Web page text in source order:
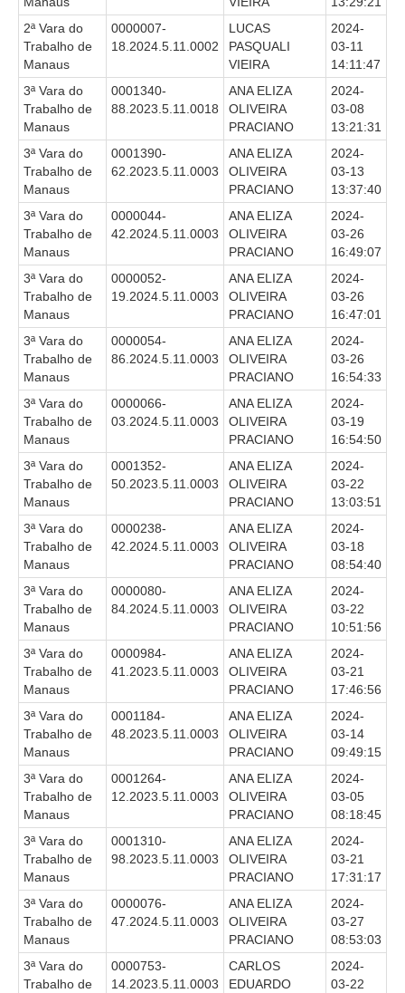
Suspensão e Prorrogação de Prazos
Portal de Doações do TRT11
Estatísticas
Pesquisa de metas Nacionais
Acessibilidade
Editais de Credenciamento
Pontos de Inclusão Digital
Monitoramento do Serviços de TIC
Conexão Inclusiva
Inscrições
Informe de Rendimentos - 2026
Notícias
Todas as Notícias
Buscar Notícias
Comunicados
Campanhas
Galeria de Fotos
Redes Sociais
Fale com a Comunicação
Logomarca
Jurisprudência
Consulta Jurisprudencial
Falcão - Busca por Jurisprudência
Pangea - precedentes qualificados
Súmulas
Precedentes e Ações Coletivas
Centro de Inteligência
Unidade de Monitoramento e Fiscalização - UMF
Assédio Eleitoral
Transparência
2ª Vara do
Trabalho de
Manaus
0000007-
18.2024.5.11.0002
LUCAS
PASQUALI
VIEIRA
2024-
03-11
14:11:47
3ª Vara do
Trabalho de
Manaus
0001340-
88.2023.5.11.0018
ANA ELIZA
OLIVEIRA
PRACIANO
2024-
03-08
13:21:31
3ª Vara do
Trabalho de
Manaus
0001390-
62.2023.5.11.0003
ANA ELIZA
OLIVEIRA
PRACIANO
2024-
03-13
13:37:40
3ª Vara do
Trabalho de
Manaus
0000044-
42.2024.5.11.0003
ANA ELIZA
OLIVEIRA
PRACIANO
2024-
03-26
16:49:07
3ª Vara do
Trabalho de
Manaus
0000052-
19.2024.5.11.0003
ANA ELIZA
OLIVEIRA
PRACIANO
2024-
03-26
16:47:01
3ª Vara do
Trabalho de
Manaus
0000054-
86.2024.5.11.0003
ANA ELIZA
OLIVEIRA
PRACIANO
2024-
03-26
16:54:33
3ª Vara do
Trabalho de
Manaus
0000066-
03.2024.5.11.0003
ANA ELIZA
OLIVEIRA
PRACIANO
2024-
03-19
16:54:50
3ª Vara do
Trabalho de
Manaus
0001352-
50.2023.5.11.0003
ANA ELIZA
OLIVEIRA
PRACIANO
2024-
03-22
13:03:51
3ª Vara do
Trabalho de
Manaus
0000238-
42.2024.5.11.0003
ANA ELIZA
OLIVEIRA
PRACIANO
2024-
03-18
08:54:40
3ª Vara do
Trabalho de
Manaus
0000080-
84.2024.5.11.0003
ANA ELIZA
OLIVEIRA
PRACIANO
2024-
03-22
10:51:56
3ª Vara do
Trabalho de
Manaus
0000984-
41.2023.5.11.0003
ANA ELIZA
OLIVEIRA
PRACIANO
2024-
03-21
17:46:56
3ª Vara do
Trabalho de
Manaus
0001184-
48.2023.5.11.0003
ANA ELIZA
OLIVEIRA
PRACIANO
2024-
03-14
09:49:15
3ª Vara do
Trabalho de
Manaus
0001264-
12.2023.5.11.0003
ANA ELIZA
OLIVEIRA
PRACIANO
2024-
03-05
08:18:45
3ª Vara do
Trabalho de
Manaus
0001310-
98.2023.5.11.0003
ANA ELIZA
OLIVEIRA
PRACIANO
2024-
03-21
17:31:17
3ª Vara do
Trabalho de
Manaus
0000076-
47.2024.5.11.0003
ANA ELIZA
OLIVEIRA
PRACIANO
2024-
03-27
08:53:03
3ª Vara do
Trabalho de
0000753-
14.2023.5.11.0003
CARLOS
EDUARDO
2024-
03-22